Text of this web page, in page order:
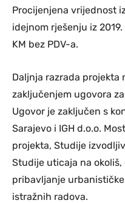
Procijenjena vrijednost
idejnom rješenju iz
KM bez PDV-a.
Daljnja razrada projekta
zaključenjem ugovora
Ugovor je zaključen s
Sarajevo i IGH d.o.o.
projekta, Studije
Studije uticaja na
pribavljanje
istražnih radova.